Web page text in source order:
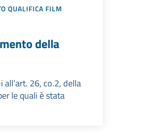
QUALIFICA FILM
della
26, co.2, della
le quali è stata